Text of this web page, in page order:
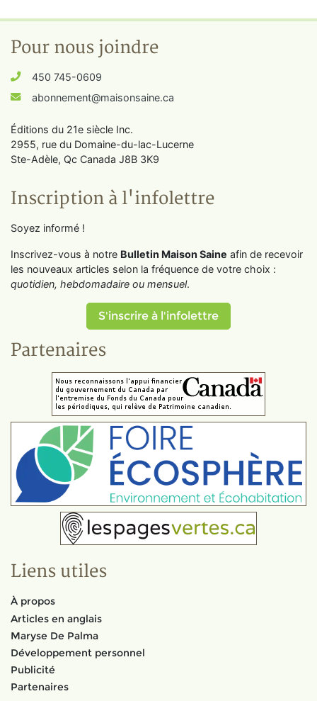
Pour nous joindre
450 745-0609
abonnement@maisonsaine.ca
Éditions du 21e siècle Inc.
2955, rue du Domaine-du-lac-Lucerne
Ste-Adèle, Qc Canada J8B 3K9
Inscription à l'infolettre
Soyez informé !
Inscrivez-vous à notre Bulletin Maison Saine afin de recevoir
les nouveaux articles selon la fréquence de votre choix :
quotidien, hebdomadaire ou mensuel.
S'inscrire à l'infolettre
Partenaires
Liens utiles
À propos
Articles en anglais
Maryse De Palma
Développement personnel
Publicité
Partenaires